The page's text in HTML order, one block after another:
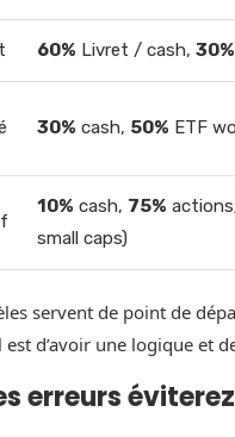
60% Livret / cash, 30%
30% cash, 50% ETF
10% cash, 75%
small caps)
servent de point de
est d’avoir une logique et
erreurs